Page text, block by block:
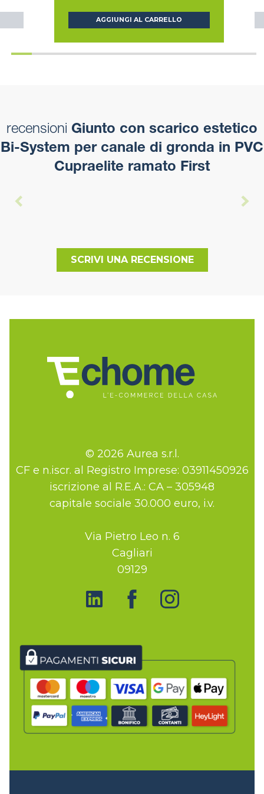
AGGIUNGI AL CARRELLO
recensioni Giunto con scarico estetico
Bi-System per canale di gronda in PVC
Cupraelite ramato First
SCRIVI UNA RECENSIONE
© 2026 Aurea s.r.l.
CF e n.iscr. al Registro Imprese: 03911450926
iscrizione al R.E.A.: CA – 305948
capitale sociale 30.000 euro, i.v.
Via Pietro Leo n. 6
Cagliari
09129